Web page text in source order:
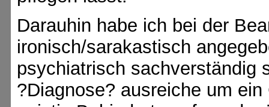
Darauhin habe ich bei der
ironisch/sarakastisch
psychiatrisch sachverständig
?Diagnose? ausreiche um